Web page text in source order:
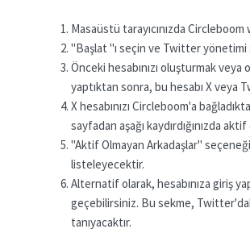
Masaüstü tarayıcınızda Circleboom
"Başlat "ı seçin ve Twitter
Önceki hesabınızı oluşturmak
yaptıktan sonra, bu hesabı X veya
X hesabınızı Circleboom'a
sayfadan aşağı kaydırdığınızda
"Aktif Olmayan Arkadaşlar"
listeleyecektir.
Alternatif olarak, hesabınıza giriş
geçebilirsiniz. Bu sekme,
tanıyacaktır.